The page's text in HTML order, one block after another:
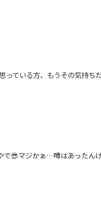
ている方、もうその気持ち
で😎マジかぁ…噂はあったん